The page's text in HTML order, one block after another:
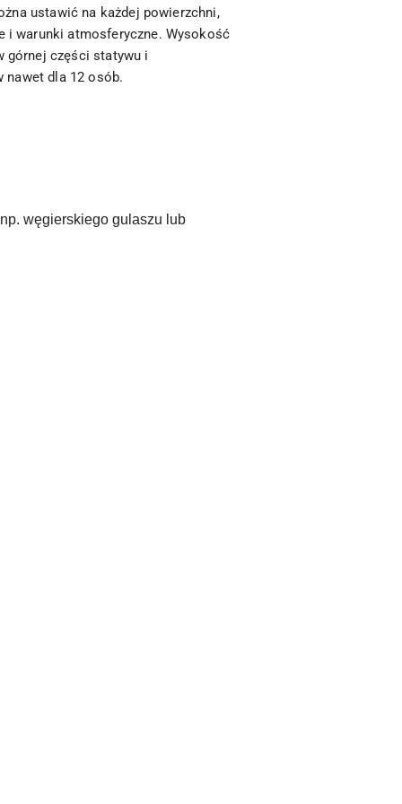
ustawić na każdej powierzchni,
i warunki atmosferyczne. Wysokość
górnej części statywu i
nawet dla 12 osób.
węgierskiego gulaszu lub